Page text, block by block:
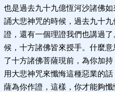
也是過去九十九億恆河沙諸佛
誦大悲神咒的時候，過去九十
證，還有一個理證我們也講過
候，十方諸佛皆來授手。什麼
了十方諸佛菩薩現前，為你加
用大悲神咒來懺悔這種惡業的
薩為你作證，這樣，你才能夠